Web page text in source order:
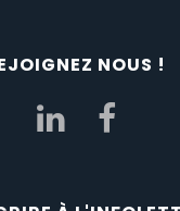
NOUS !